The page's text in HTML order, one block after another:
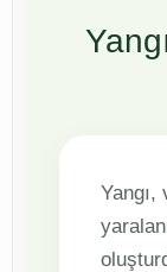
Yangı,